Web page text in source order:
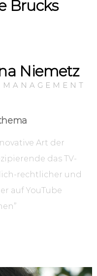
Brucks
Niemetz
Art der
das TV-
rechtlicher und
auf YouTube